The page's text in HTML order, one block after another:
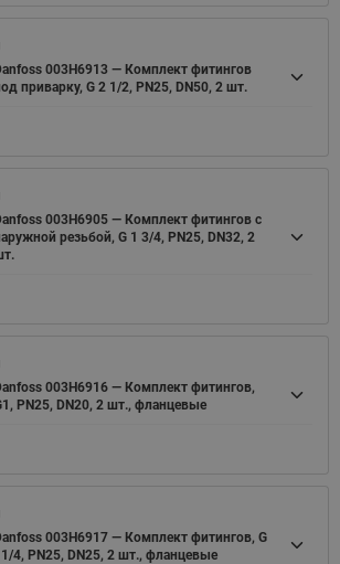
003H6913 — Комплект фитингов
приварку, G 2 1/2, PN25, DN50, 2 шт.
003H6905 — Комплект фитингов с
резьбой, G 1 3/4, PN25, DN32, 2
003H6916 — Комплект фитингов,
PN25, DN20, 2 шт., фланцевые
003H6917 — Комплект фитингов, G
4, PN25, DN25, 2 шт., фланцевые